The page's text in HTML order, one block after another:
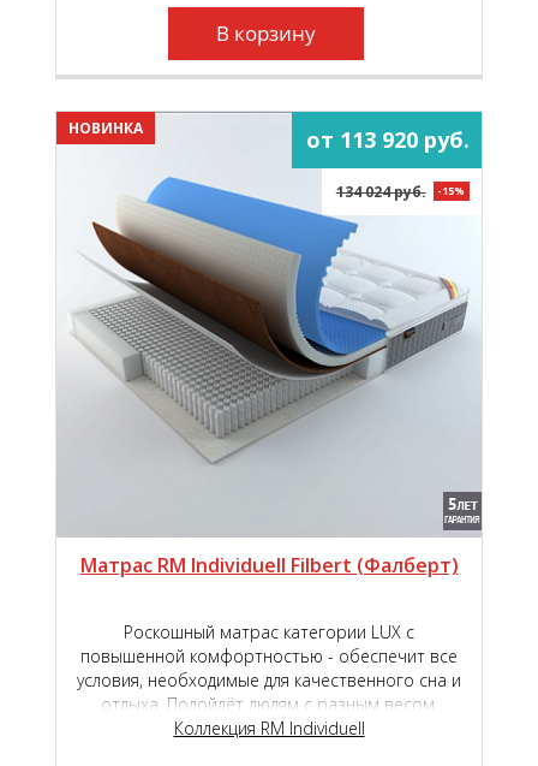
В корзину
НОВИНКА от 113 920 руб.
134 024 руб. -15%
Матрас RM Individuell Filbert (Фалберт)
Роскошный матрас категории LUX с
повышенной комфортностью - обеспечит все
условия, необходимые для качественного сна и
отдыха. Подойдёт людям с разным весом,
любого пола и телосложения.
Коллекция RM Individuell